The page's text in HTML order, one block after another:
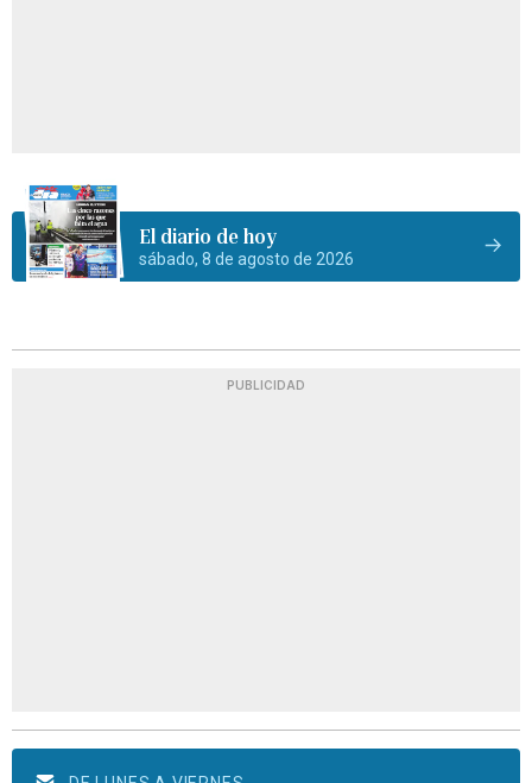
El diario de hoy
sábado, 8 de agosto de 2026
PUBLICIDAD